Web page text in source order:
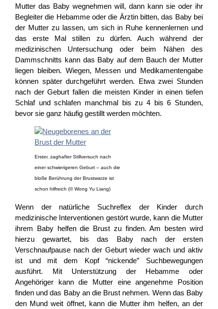
Mutter das Baby wegnehmen will, dann kann sie oder ihr
Begleiter die Hebamme oder die Ärztin bitten, das Baby bei
der Mutter zu lassen, um sich in Ruhe kennenlernen und
das erste Mal stillen zu dürfen. Auch während der
medizinischen Untersuchung oder beim Nähen des
Dammschnitts kann das Baby auf dem Bauch der Mutter
liegen bleiben. Wiegen, Messen und Medikamentengabe
können später durchgeführt werden. Etwa zwei Stunden
nach der Geburt fallen die meisten Kinder in einen tiefen
Schlaf und schlafen manchmal bis zu 4 bis 6 Stunden,
bevor sie ganz häufig gestillt werden möchten.
Erster, zaghafter Stillversuch nach
einer schwierigeren Geburt – auch die
bloße Berührung der Brustwarze ist
schon hilfreich (© Wong Yu Liang)
Wenn der natürliche Suchreflex der Kinder durch
medizinische Interventionen gestört wurde, kann die Mutter
ihrem Baby helfen die Brust zu finden. Am besten wird
hierzu gewartet, bis das Baby nach der ersten
Verschnaufpause nach der Geburt wieder wach und aktiv
ist und mit dem Kopf “nickende” Suchbewegungen
ausführt. Mit Unterstützung der Hebamme oder
Angehöriger kann die Mutter eine angenehme Position
finden und das Baby an die Brust nehmen. Wenn das Baby
den Mund weit öffnet, kann die Mutter ihm helfen, an der